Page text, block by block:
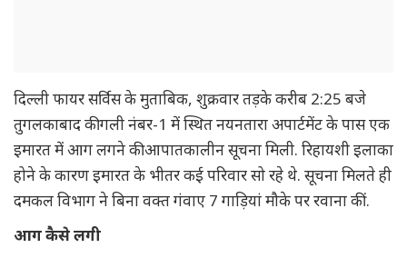
दिल्ली फायर सर्विस के मुताबिक, शुक्रवार तड़के करीब 2:25 बजे
तुगलकाबाद की गली नंबर-1 में स्थित नयनतारा अपार्टमेंट के पास एक
इमारत में आग लगने की आपातकालीन सूचना मिली. रिहायशी इलाका
होने के कारण इमारत के भीतर कई परिवार सो रहे थे. सूचना मिलते ही
दमकल विभाग ने बिना वक्त गंवाए 7 गाड़ियां मौके पर रवाना कीं.
आग कैसे लगी